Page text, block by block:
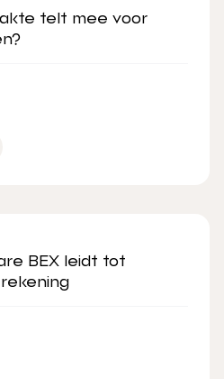
telt mee voor
BEX leidt tot